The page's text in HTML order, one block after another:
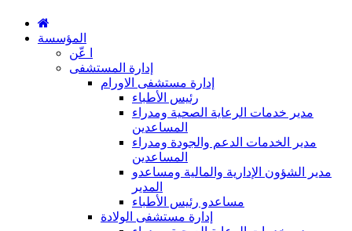
المؤسسة
ا عّن
إدارة المستشفى
إدارة مستشفى الاورام
رئيس الأطباء
مدير خدمات الرعاية الصحية ومدراء
المساعدين
مدير الخدمات الدعم والجودة ومدراء
المساعدين
مدير الشؤون الإدارية والمالية ومساعدو
المدير
مساعدو رئيس الأطباء
إدارة مستشفى الولادة